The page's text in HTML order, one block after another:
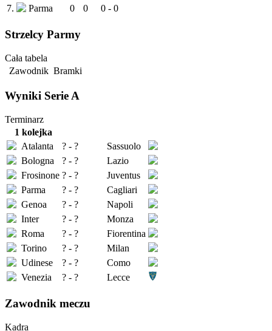
7.
Parma 0 0 0 - 0
Strzelcy Parmy
Cała tabela
Zawodnik Bramki
Wyniki Serie A
Terminarz
1 kolejka
Atalanta
? - ?
Sassuolo
Bologna
? - ?
Lazio
Frosinone ? - ?
Juventus
Parma
? - ?
Cagliari
Genoa
? - ?
Napoli
Inter
? - ?
Monza
Roma
? - ?
Fiorentina
Torino
? - ?
Milan
Udinese
? - ?
Como
Venezia
? - ? Lecce
Zawodnik meczu
Kadra